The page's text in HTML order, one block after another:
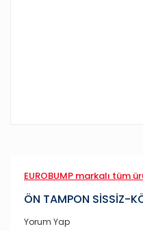
EUROBUMP markalı tüm
ÖN TAMPON SİSSİZ-
Yorum Yap